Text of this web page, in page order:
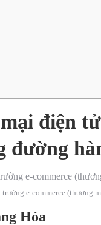
điện
đường
e-commerce (thương
Hóa